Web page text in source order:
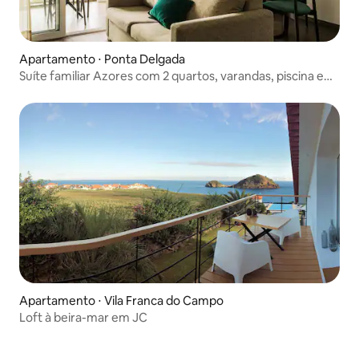
Apartamento ⋅ Ponta Delgada
Suíte familiar Azores com 2 quartos, varandas, piscina e
Apartamento ⋅ Vila Franca do Campo
Loft à beira-mar em JC